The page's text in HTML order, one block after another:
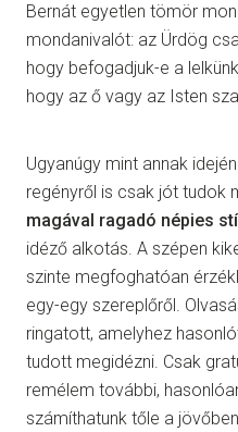
Bernát egyetlen tömör
mondanivalót: az Ürdög
hogy befogadjuk-e a
hogy az ő vagy az Isten
Ugyanúgy mint annak
regényről is csak jót tudok
magával ragadó népies
idéző alkotás. A szépen
szinte megfoghatóan
egy-egy szereplőről.
ringatott, amelyhez
tudott megidézni. Csak
remélem további,
számíthatunk tőle a